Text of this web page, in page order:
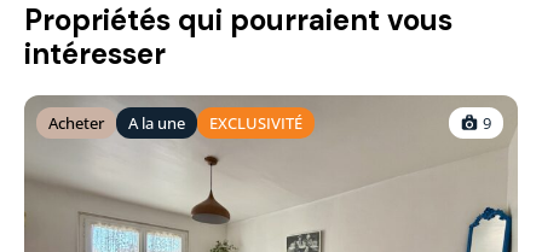
Propriétés qui pourraient vous
intéresser
Acheter A la une EXCLUSIVITÉ 9